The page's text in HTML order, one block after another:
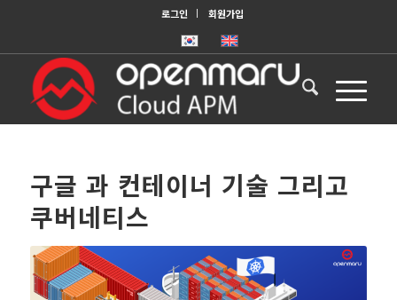
로그인 회원가입
구글 과 컨테이너 기술 그리고
쿠버네티스